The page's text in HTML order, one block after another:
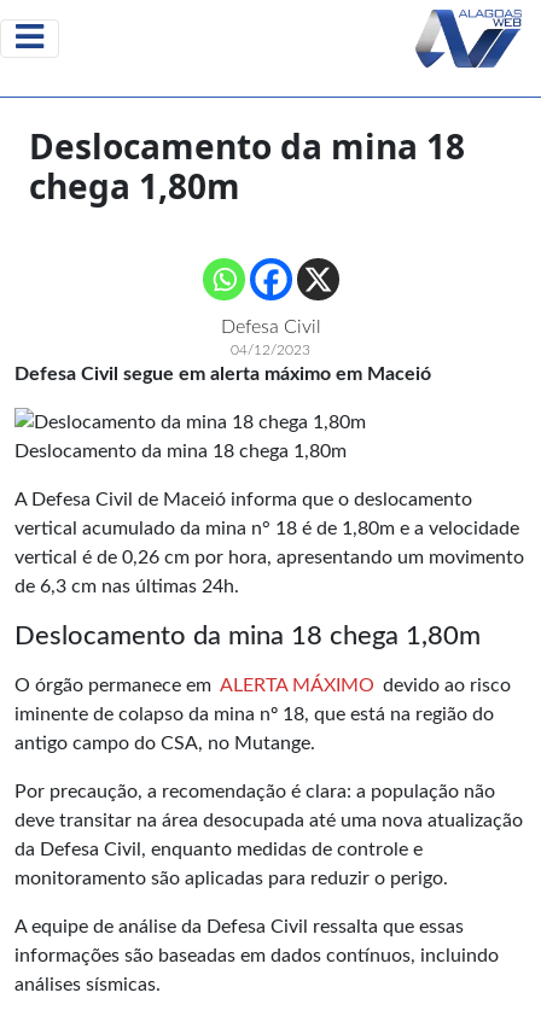
Deslocamento da mina 18
chega 1,80m
Defesa Civil
04/12/2023
Defesa Civil segue em alerta máximo em Maceió
Deslocamento da mina 18 chega 1,80m
A Defesa Civil de Maceió informa que o deslocamento
vertical acumulado da mina n° 18 é de 1,80m e a velocidade
vertical é de 0,26 cm por hora, apresentando um movimento
de 6,3 cm nas últimas 24h.
Deslocamento da mina 18 chega 1,80m
O órgão permanece em ALERTA MÁXIMO devido ao risco
iminente de colapso da mina nº 18, que está na região do
antigo campo do CSA, no Mutange.
Por precaução, a recomendação é clara: a população não
deve transitar na área desocupada até uma nova atualização
da Defesa Civil, enquanto medidas de controle e
monitoramento são aplicadas para reduzir o perigo.
A equipe de análise da Defesa Civil
ressalta que essas
informações são baseadas em dados contínuos, incluindo
análises sísmicas.